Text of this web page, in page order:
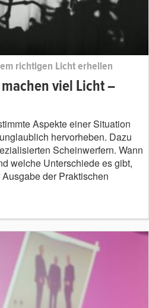
richtigen Licht erhellen
viel Licht –
Aspekte einer Situation
hervorheben. Dazu
Scheinwerfern. Wann
welche Unterschiede es gibt,
der Praktischen